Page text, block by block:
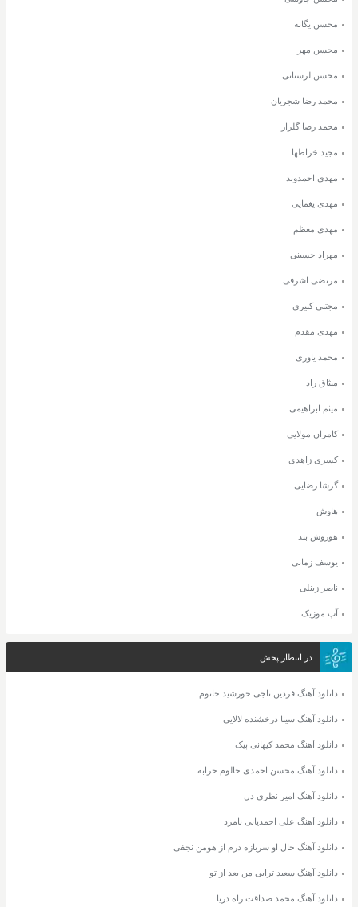
محسن یگانه
محسن مهر
محسن لرستانی
محمد رضا شجریان
محمد رضا گلزار
مجید خراطها
مهدی احمدوند
مهدی یغمایی
مهدی معظم
مهراد حسینی
مرتضی اشرفی
مجتبی کبیری
مهدی مقدم
محمد یاوری
میثاق راد
میثم ابراهیمی
کامران مولایی
کسری زاهدی
گرشا رضایی
هاوش
هوروش بند
یوسف زمانی
ناصر زینلی
آپ موزیک
در انتظار پخش...
دانلود آهنگ فردین ناجی خورشید خانوم
دانلود آهنگ سینا درخشنده لالایی
دانلود آهنگ محمد کیهانی پیک
دانلود آهنگ محسن احمدی حالوم خرابه
دانلود آهنگ امیر نظری دل
دانلود آهنگ علی احمدیانی نامرد
دانلود آهنگ حال او سربازه درم از هومن نجفی
دانلود آهنگ سعید ترابی من بعد از تو
دانلود آهنگ محمد صداقت راه دریا